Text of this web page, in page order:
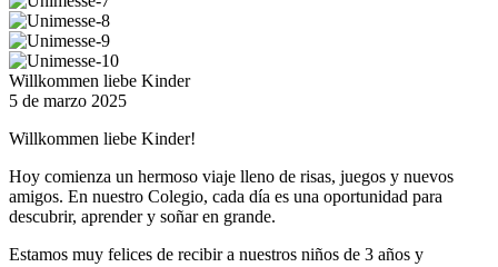
Willkommen liebe Kinder
5 de marzo 2025
Willkommen liebe Kinder!
Hoy comienza un hermoso viaje lleno de risas, juegos y nuevos
amigos. En nuestro Colegio, cada día es una oportunidad para
descubrir, aprender y soñar en grande.
Estamos muy felices de recibir a nuestros niños de 3 años y